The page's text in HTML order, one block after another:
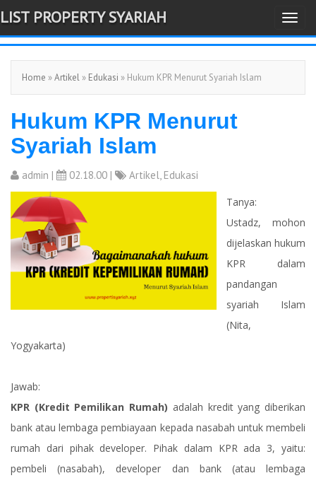
-->
T
o
g
l
t
i
n
LIST PROPERTY SYARIAH
Home »Artikel » Edukasi » Hukum KPR Menurut Syariah Islam
Hukum KPR Menurut
Syariah Islam
admin | 02.18.00 | Artikel, Edukasi
Tanya:
Ustadz, mohon
dijelaskan hukum
KPR dalam
pandangan
syariah Islam
(Nita,
Yogyakarta)
Jawab:
KPR (Kredit Pemilikan Rumah) adalah kredit yang diberikan
bank atau lembaga pembiayaan kepada nasabah untuk membeli
rumah dari pihak developer. Pihak dalam KPR ada 3, yaitu:
pembeli (nasabah), developer dan bank (atau lembaga